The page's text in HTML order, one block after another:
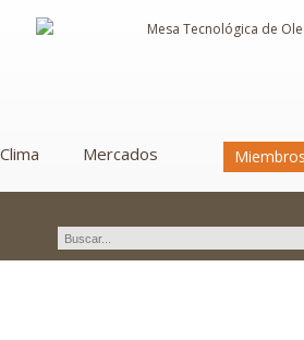
Clima Mercados